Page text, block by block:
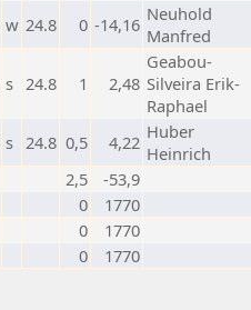
w 24.8 0 -14,16 Neuhold
Manfred
s 24.8 1 2,48
Geabou-
Silveira Erik-
Raphael
s 24.8 0,5 4,22 Huber
Heinrich
2,5
-53,9
0
1770
0
1770
0
1770